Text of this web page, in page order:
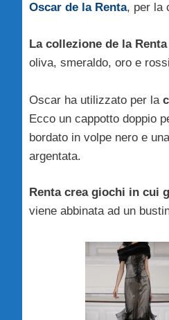
Oscar de la Renta, per la
La collezione de la
oliva, smeraldo, oro e
Oscar ha utilizzato per la
Ecco un cappotto doppio
bordato in volpe nero e
argentata.
Renta crea giochi in cui
viene abbinata ad un